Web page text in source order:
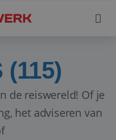
(115)
de reiswereld! Of je
het adviseren van